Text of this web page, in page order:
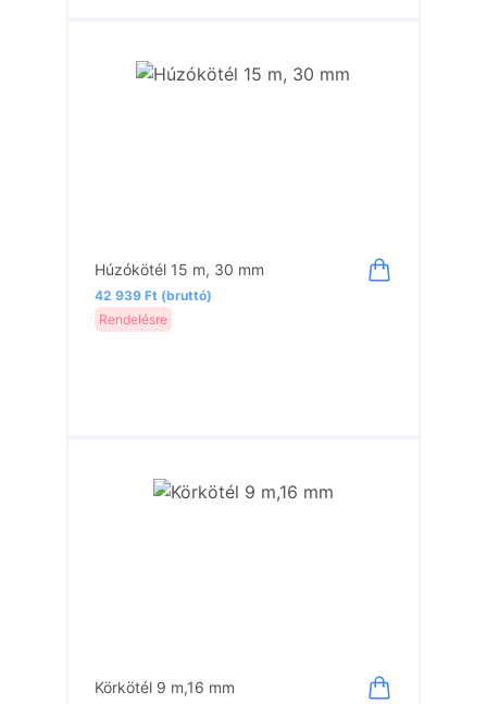
Húzókötél 15 m, 30 mm
42 939 Ft (bruttó)
Rendelésre
Körkötél 9 m,16 mm